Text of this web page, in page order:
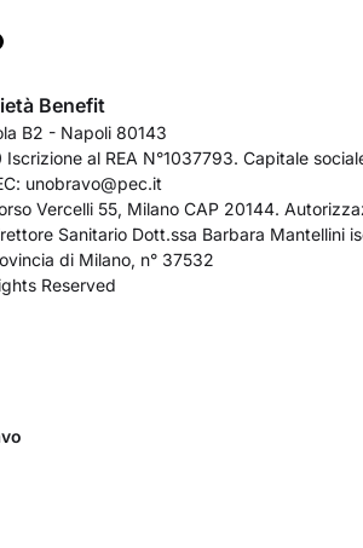
Benefit
B2 - Napoli 80143
al REA N°1037793. Capitale
unobravo@pec.it
Vercelli 55, Milano CAP 20144.
Sanitario Dott.ssa Barbara Mantellini
di Milano, n° 37532
Reserved